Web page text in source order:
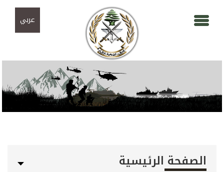
عربي
الصفحة الرئيسية